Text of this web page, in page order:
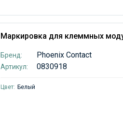
Маркировка для клеммных
Бренд: Phoenix Contact
Артикул: 0830918
Цвет: Белый